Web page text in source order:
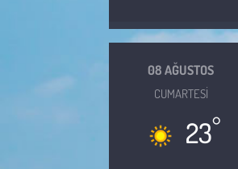
08 AĞUSTOS
CUMARTESI
23°